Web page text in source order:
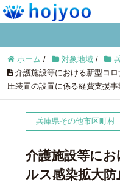
ホーム / 対象地域 /
介護施設等における新型コ
圧装置の設置に係る経費支援事
兵庫県その他市区町村
介護施設等に
ルス感染拡大